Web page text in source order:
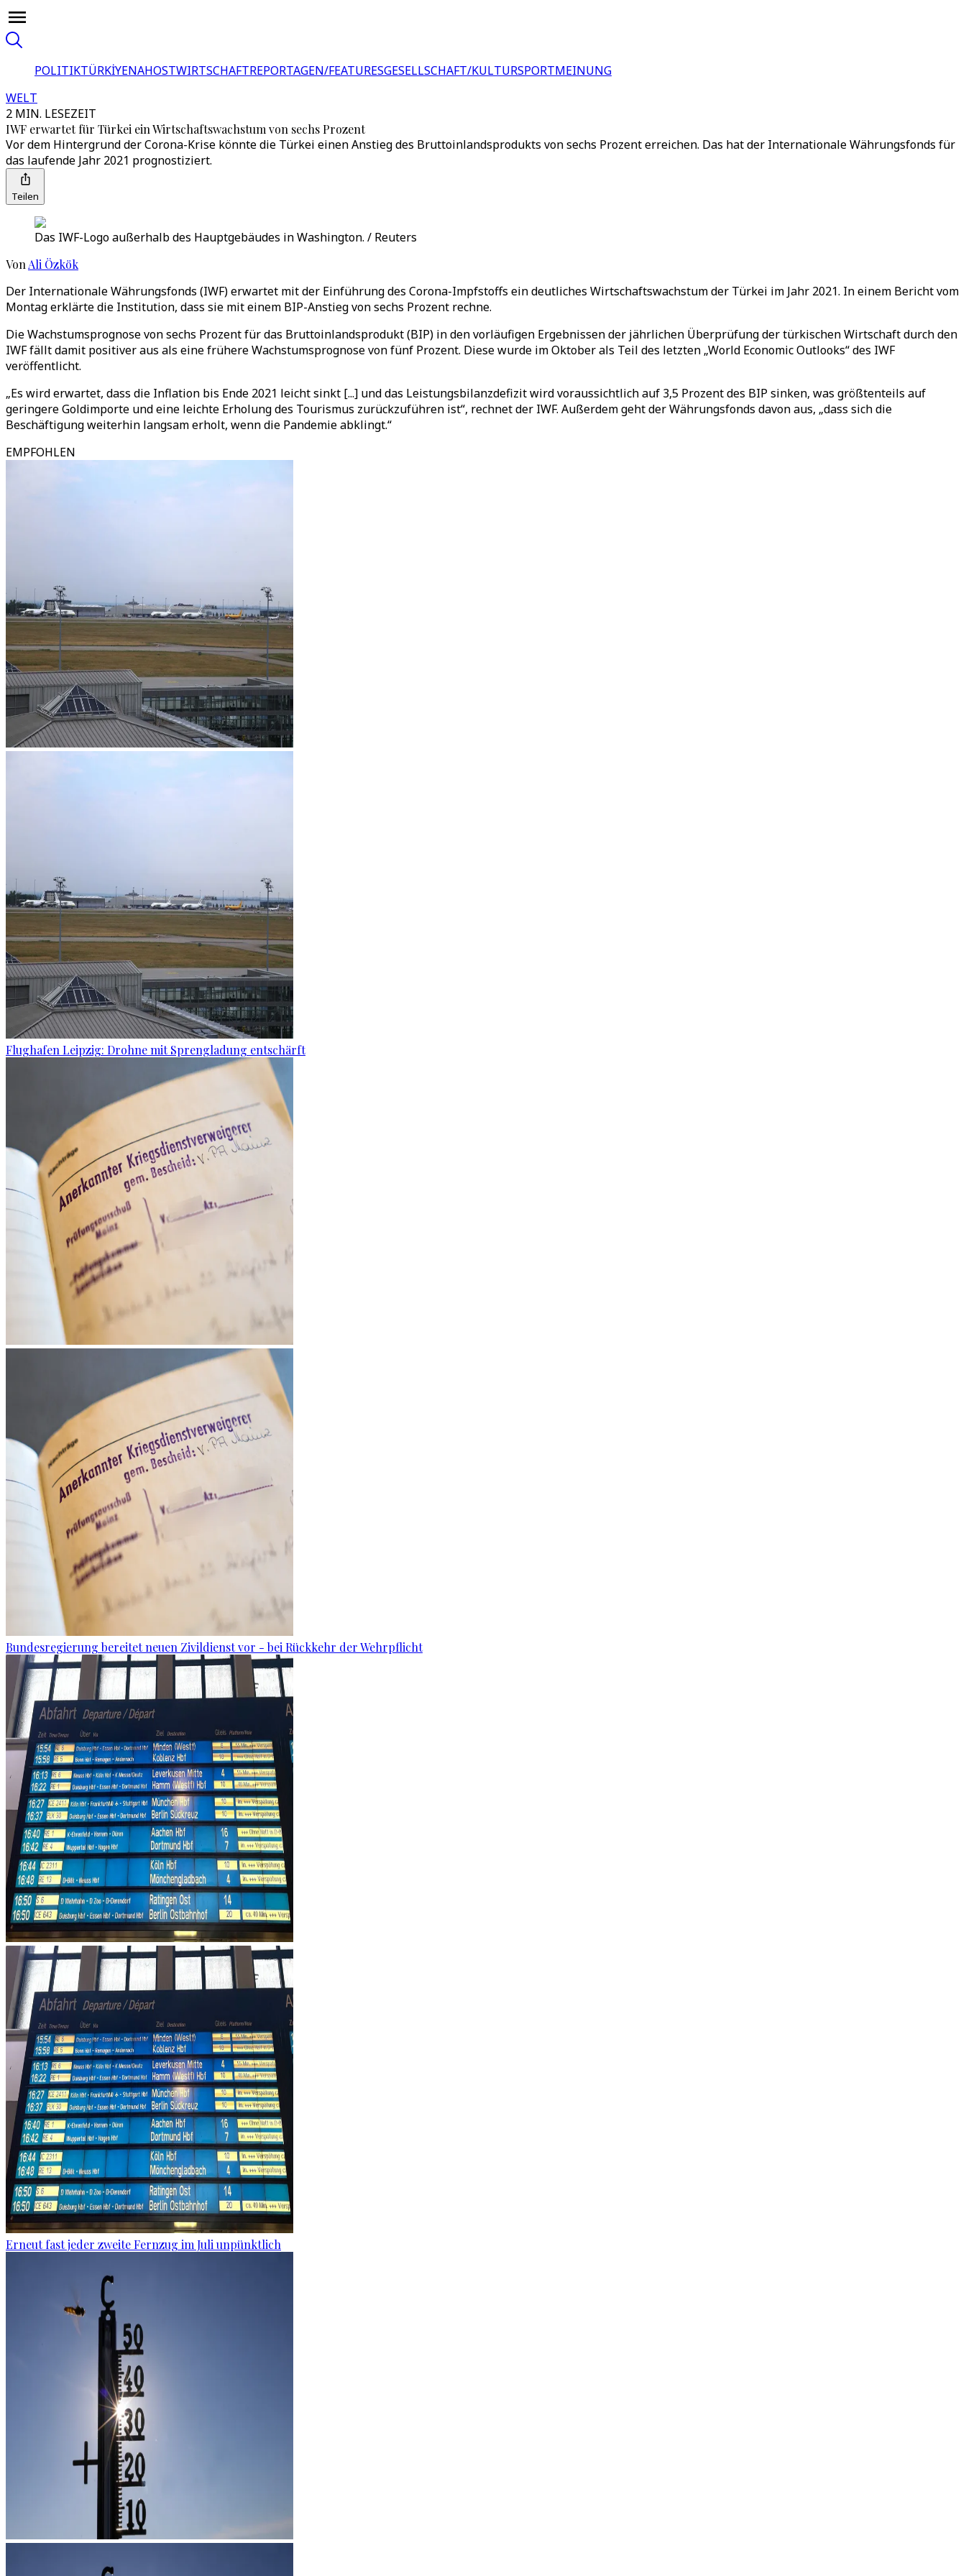
POLITIKTÜRKİYENAHOSTWIRTSCHAFTREPORTAGEN/FEATURESGESELLSCHAFT/KULTURSPORTMEINUNG
WELT
2 MIN. LESEZEIT
IWF erwartet für Türkei ein Wirtschaftswachstum von sechs Prozent
Vor dem Hintergrund der Corona-Krise könnte die Türkei einen Anstieg des Bruttoinlandsprodukts von sechs Prozent erreichen. Das hat der Internationale Währungsfonds für
das laufende Jahr 2021 prognostiziert.
Teilen
Das IWF-Logo außerhalb des Hauptgebäudes in Washington. / Reuters
Von Ali Özkök
Der Internationale Währungsfonds (IWF) erwartet mit der Einführung des Corona-Impfstoffs ein deutliches Wirtschaftswachstum der Türkei im Jahr 2021. In einem Bericht vom
Montag erklärte die Institution, dass sie mit einem BIP-Anstieg von sechs Prozent rechne.
Die Wachstumsprognose von sechs Prozent für das Bruttoinlandsprodukt (BIP) in den vorläufigen Ergebnissen der jährlichen Überprüfung der türkischen Wirtschaft durch den
IWF fällt damit positiver aus als eine frühere Wachstumsprognose von fünf Prozent. Diese wurde im Oktober als Teil des letzten „World Economic Outlooks“ des IWF
veröffentlicht.
„Es wird erwartet, dass die Inflation bis Ende 2021 leicht sinkt [...] und das Leistungsbilanzdefizit wird voraussichtlich auf 3,5 Prozent des BIP sinken, was größtenteils auf
geringere Goldimporte und eine leichte Erholung des Tourismus zurückzuführen ist“, rechnet der IWF. Außerdem geht der Währungsfonds davon aus, „dass sich die
Beschäftigung weiterhin langsam erholt, wenn die Pandemie abklingt.“
EMPFOHLEN
Flughafen Leipzig: Drohne mit Sprengladung entschärft
Bundesregierung bereitet neuen Zivildienst vor - bei Rückkehr der Wehrpflicht
Erneut fast jeder zweite Fernzug im Juli unpünktlich